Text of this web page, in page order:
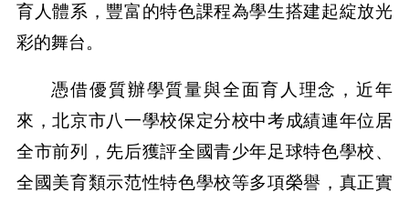
育人體系，豐富的特色課程為學生搭建起綻放光
彩的舞台。
憑借優質辦學質量與全面育人理念，近年
來，北京市八一學校保定分校中考成績連年位居
全市前列，先后獲評全國青少年足球特色學校、
全國美育類示范性特色學校等多項榮譽，真正實